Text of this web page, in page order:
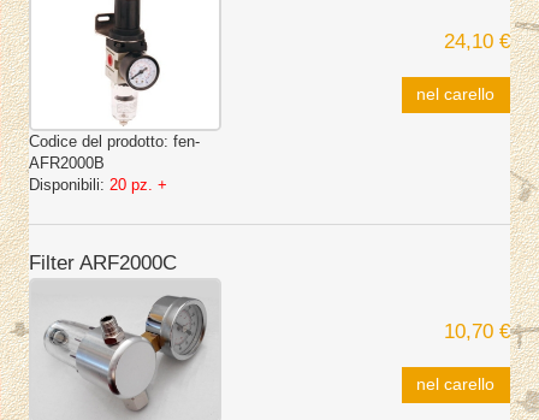
Codice del prodotto: fen-
AFR2000B
Disponibili: 20 pz. +
24,10 €
nel carello
Filter ARF2000C
10,70 €
nel carello